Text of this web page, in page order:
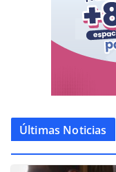
Últimas Noticias